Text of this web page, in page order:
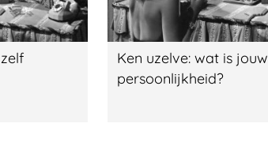
Ken uzelve: wat is jouw
persoonlijkheid?